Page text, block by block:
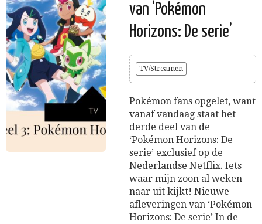
van ‘Pokémon
Horizons: De serie’
TV/Streamen
Pokémon fans opgelet, want
vanaf vandaag staat het
derde deel van de
‘Pokémon Horizons: De
serie’ exclusief op de
Nederlandse Netflix. Iets
waar mijn zoon al weken
naar uit kijkt! Nieuwe
afleveringen van ‘Pokémon
Horizons: De serie’ In de